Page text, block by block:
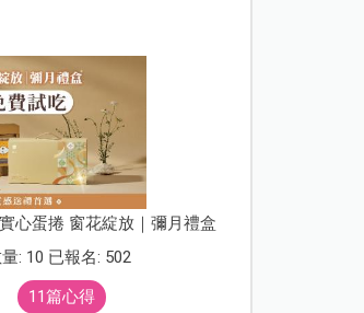
實心蛋捲 窗花綻放｜彌月禮盒
: 10 已報名: 502
11篇心得